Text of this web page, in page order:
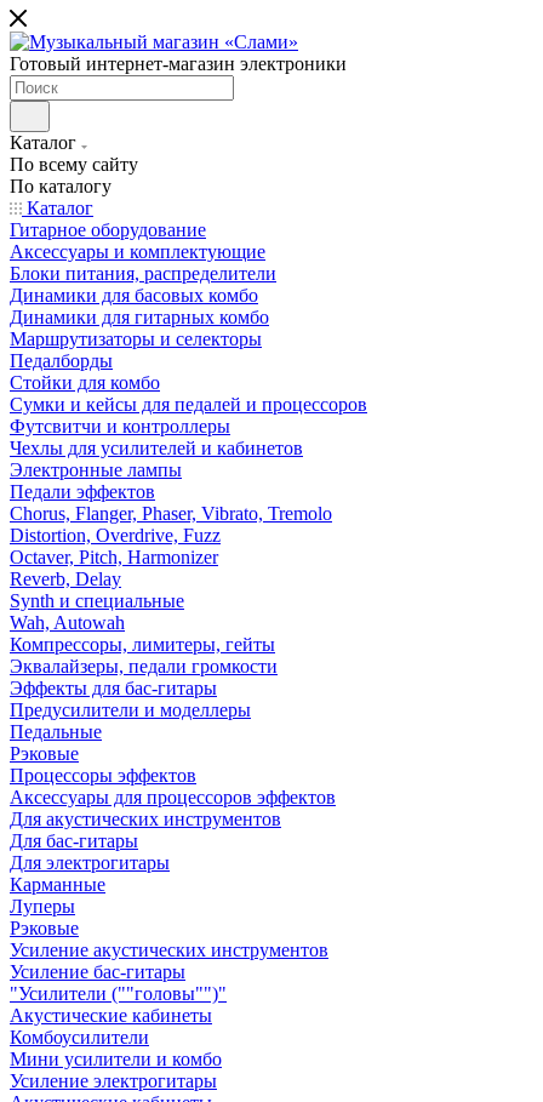
Готовый интернет-магазин электроники
Каталог
По всему сайту
По каталогу
Каталог
Гитарное оборудование
Аксессуары и комплектующие
Блоки питания, распределители
Динамики для басовых комбо
Динамики для гитарных комбо
Маршрутизаторы и селекторы
Педалборды
Стойки для комбо
Сумки и кейсы для педалей и процессоров
Футсвитчи и контроллеры
Чехлы для усилителей и кабинетов
Электронные лампы
Педали эффектов
Chorus, Flanger, Phaser, Vibrato, Tremolo
Distortion, Overdrive, Fuzz
Octaver, Pitch, Harmonizer
Reverb, Delay
Synth и специальные
Wah, Autowah
Компрессоры, лимитеры, гейты
Эквалайзеры, педали громкости
Эффекты для бас-гитары
Предусилители и моделлеры
Педальные
Рэковые
Процессоры эффектов
Аксессуары для процессоров эффектов
Для акустических инструментов
Для бас-гитары
Для электрогитары
Карманные
Луперы
Рэковые
Усиление акустических инструментов
Усиление бас-гитары
"Усилители (""головы"")"
Акустические кабинеты
Комбоусилители
Мини усилители и комбо
Усиление электрогитары